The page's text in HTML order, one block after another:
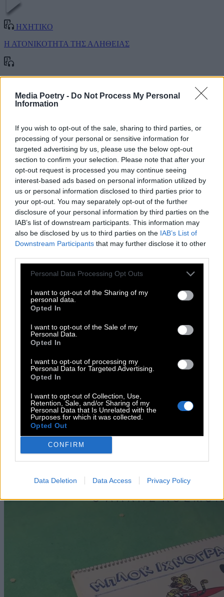
Media Poetry - Do Not Process My Personal
Information
If you wish to opt-out of the sale, sharing to third parties, or
processing of your personal or sensitive information for
targeted advertising by us, please use the below opt-out
section to confirm your selection. Please note that after your
opt-out request is processed you may continue seeing
interest-based ads based on personal information utilized by
us or personal information disclosed to third parties prior to
your opt-out. You may separately opt-out of the further
disclosure of your personal information by third parties on the
IAB’s list of downstream participants. This information may
also be disclosed by us to third parties on the IAB’s List of
Downstream Participants that may further disclose it to other
Personal Data Processing Opt Outs
I want to opt-out of the Sharing of my
personal data.
Opted In
I want to opt-out of the Sale of my
Personal Data.
Opted In
I want to opt-out of processing my
Personal Data for Targeted Advertising.
Opted In
I want to opt-out of Collection, Use,
Retention, Sale, and/or Sharing of my
Personal Data that Is Unrelated with the
Purposes for which it was collected.
Opted Out
CONFIRM
Data Deletion Data Access Privacy Policy
ΗΧΗΤΙΚΟ
Η ΑΤΟΝΙΚΟΤΗΤΑ ΤΗΣ ΑΛΗΘΕΙΑΣ
ηχο/τοπία #μουσική
ΒΙΝΤΕΟ
HOWEVER.FROM NOW ON…
Θανάσης Πάνου, Λένα Πλάτωνος
βιντεο*ποίημα #σινεμά #μουσική